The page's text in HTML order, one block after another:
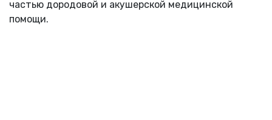
частью дородовой и акушерской медицинской
помощи.